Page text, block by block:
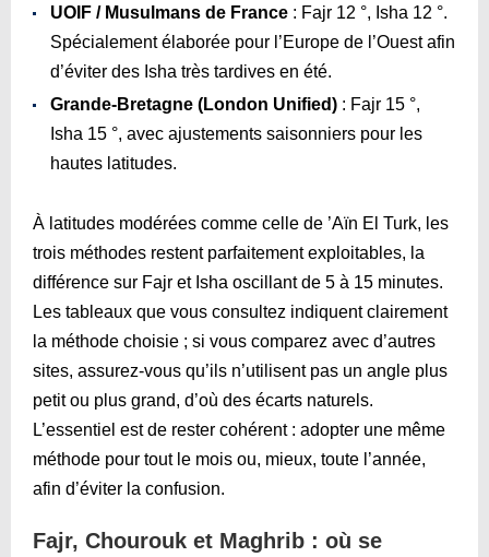
UOIF / Musulmans de France : Fajr 12 °, Isha 12 °.
Spécialement élaborée pour l’Europe de l’Ouest afin
d’éviter des Isha très tardives en été.
Grande-Bretagne (London Unified) : Fajr 15 °,
Isha 15 °, avec ajustements saisonniers pour les
hautes latitudes.
À latitudes modérées comme celle de ’Aïn El Turk, les
trois méthodes restent parfaitement exploitables, la
différence sur Fajr et Isha oscillant de 5 à 15 minutes.
Les tableaux que vous consultez indiquent clairement
la méthode choisie ; si vous comparez avec d’autres
sites, assurez-vous qu’ils n’utilisent pas un angle plus
petit ou plus grand, d’où des écarts naturels.
L’essentiel est de rester cohérent : adopter une même
méthode pour tout le mois ou, mieux, toute l’année,
afin d’éviter la confusion.
Fajr, Chourouk et Maghrib : où se